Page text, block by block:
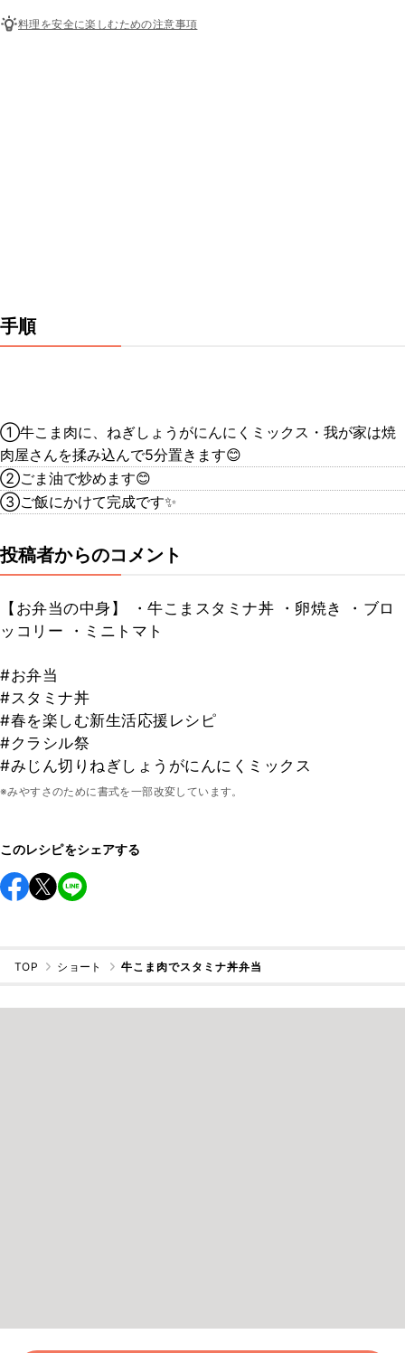
料理を安全に楽しむための注意事項
手順
①牛こま肉に、ねぎしょうがにんにくミックス・我が家は焼
肉屋さんを揉み込んで5分置きます😊
②ごま油で炒めます😊
③ご飯にかけて完成です✨
投稿者からのコメント
【お弁当の中身】 ・牛こまスタミナ丼 ・卵焼き ・ブロ
ッコリー ・ミニトマト
#お弁当
#スタミナ丼
#春を楽しむ新生活応援レシピ
#クラシル祭
#みじん切りねぎしょうがにんにくミックス
※みやすさのために書式を一部改変しています。
このレシピをシェアする
TOP ショート 牛こま肉でスタミナ丼弁当